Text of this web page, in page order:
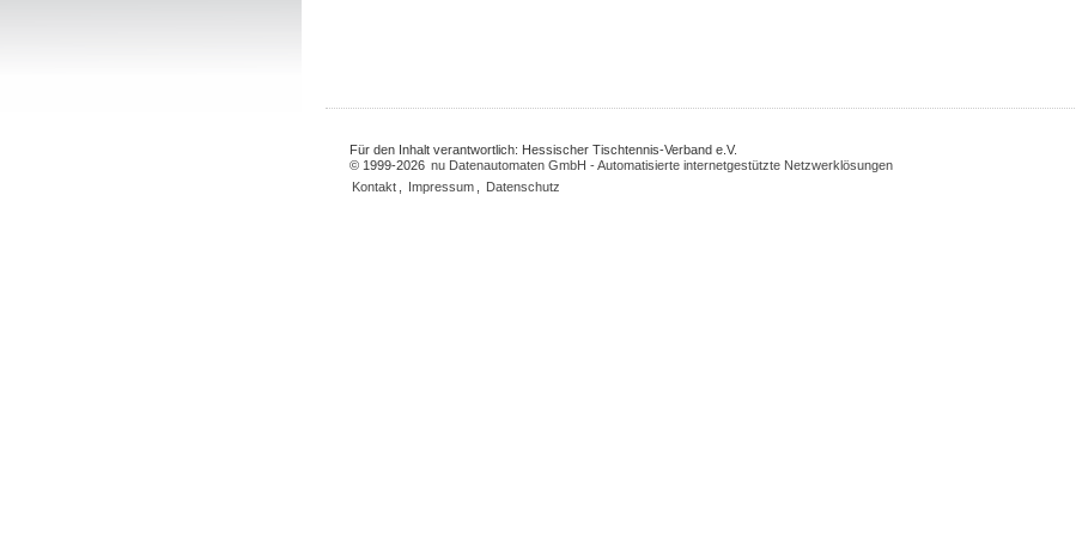
Für den Inhalt verantwortlich: Hessischer Tischtennis-Verband e.V.
© 1999-2026 nu Datenautomaten GmbH - Automatisierte internetgestützte Netzwerklösungen
Kontakt
Impressum Datenschutz